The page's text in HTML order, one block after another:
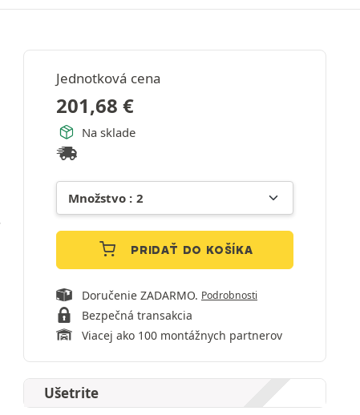
Jednotková cena
201,68 €
Na sklade
PRIDAŤ DO KOŠÍKA
Doručenie ZADARMO. Podrobnosti
Bezpečná transakcia
Viacej ako 100 montážnych partnerov
Ušetrite